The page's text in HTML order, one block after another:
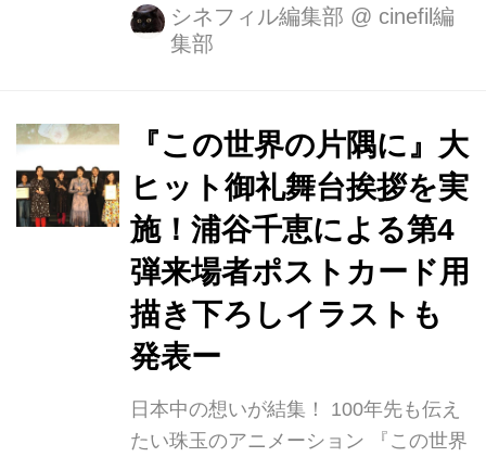
メーションフェスティバル(6月12
日-17日)の各賞が公式サイトなどで発
は湯浅政明監督『夜明けを告げるルー
のうた』が受賞し、それに続く審査員
賞は片渕須直監督の『この世界の片隅
に』が選ばれました。 また、短編部門
での受賞はなかったものの、シネフィ
ルでもおなじみの冠木佐和子監督が、
卒業制作部門 (Films de fin d'études)で
やはり、グランプリに続く審査員賞を
シネフィル編集部 @ cinefil編
集部
『この世界の片隅に』大
ヒット御礼舞台挨拶を実
施！浦谷千恵による第4
弾来場者ポストカード用
描き下ろしイラストも
発表ー
日本中の想いが結集！ 100年先も伝え
たい珠玉のアニメーション 『この世界